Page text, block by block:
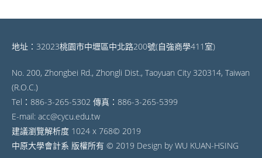
地址：32023桃園市中壢區中北路200號(自強商學411室)
No. 200, Zhongbei Rd., Zhongli Dist., Taoyuan City 320314, Taiwan
(R.O.C.)
Tel：886-3-265-5302 傳真：886-3-265-5399
E-mail: acc@cycu.edu.tw
建議瀏覽解析度 1024 x 768© 2019
中原大學會計系 版權所有 © 2019 Design by WU KUAN-HSING